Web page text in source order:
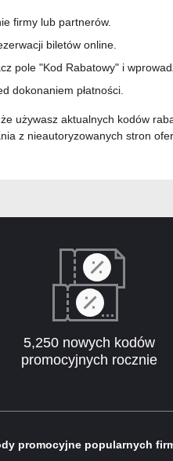
firmy lub partnerów.
biletów online.
pole "Kod Rabatowy" i
dokonaniem płatności.
używasz aktualnych kodów
z nieautoryzowanych stron
5,250 nowych kodów
promocyjnych rocznie
promocyjne popularnych